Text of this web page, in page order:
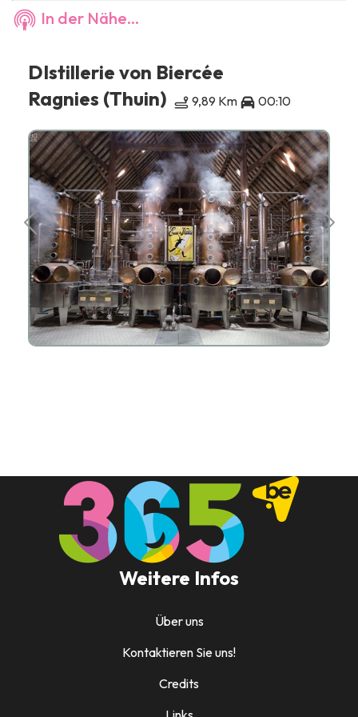
In der Nähe...
DIstillerie von Biercée
Ragnies (Thuin)
9,89 Km 00:10
Weitere Infos
Über uns
Kontaktieren Sie uns!
Credits